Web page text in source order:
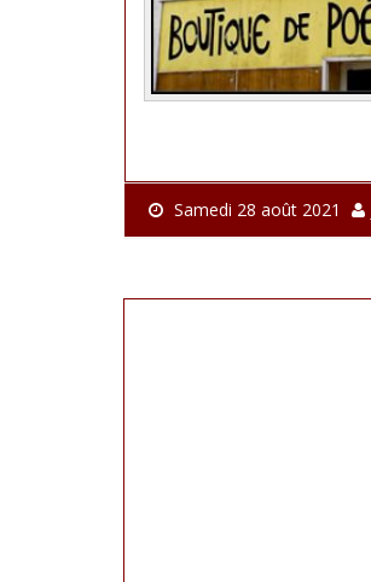
Samedi 28 août 2021